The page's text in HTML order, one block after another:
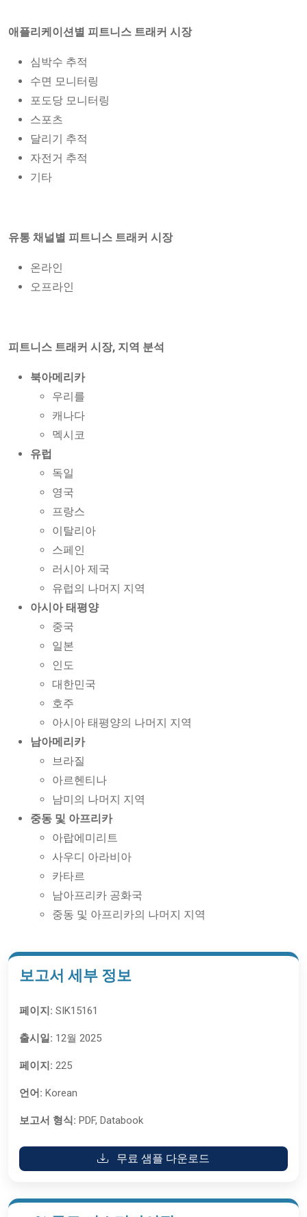
애플리케이션별 피트니스 트래커 시장
심박수 추적
수면 모니터링
포도당 모니터링
스포츠
달리기 추적
자전거 추적
기타
유통 채널별 피트니스 트래커 시장
온라인
오프라인
피트니스 트래커 시장, 지역 분석
북아메리카
우리를
캐나다
멕시코
유럽
독일
영국
프랑스
이탈리아
스페인
러시아 제국
유럽의 나머지 지역
아시아 태평양
중국
일본
인도
대한민국
호주
아시아 태평양의 나머지 지역
남아메리카
브라질
아르헨티나
남미의 나머지 지역
중동 및 아프리카
아랍에미리트
사우디 아라비아
카타르
남아프리카 공화국
중동 및 아프리카의 나머지 지역
보고서 세부 정보
페이지: SIK15161
출시일: 12월 2025
페이지: 225
언어: Korean
보고서 형식: PDF, Databook
무료 샘플 다운로드